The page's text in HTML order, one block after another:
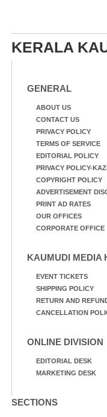
KERALA
GENERAL
ABOUT US
CONTACT US
PRIVACY POLICY
TERMS OF SERVICE
EDITORIAL POLICY
PRIVACY POLICY-
COPYRIGHT POLICY
ADVERTISEMENT
PRINT AD RATES
OUR OFFICES
CORPORATE OFFICE
KAUMUDI MEDIA
EVENT TICKETS
SHIPPING POLICY
RETURN AND
CANCELLATION
ONLINE DIVISION
EDITORIAL DESK
MARKETING DESK
SECTIONS